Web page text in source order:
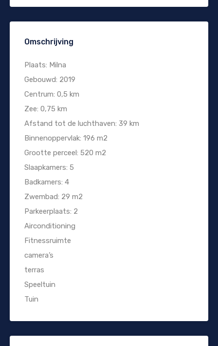
Omschrijving
Plaats: Milna
Gebouwd: 2019
Centrum: 0,5 km
Zee: 0,75 km
Afstand tot de luchthaven: 39 km
Binnenoppervlak: 196 m2
Grootte perceel: 520 m2
Slaapkamers: 5
Badkamers: 4
Zwembad: 29 m2
Parkeerplaats: 2
Airconditioning
Fitnessruimte
camera’s
terras
Speeltuin
Tuin